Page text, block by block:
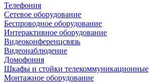
Телефония
Сетевое оборудование
Беспроводное оборудование
Интерактивное оборудование
Видеоконференцсвязь
Видеонаблюдение
Домофония
Шкафы и стойки телекоммуникационные
Монтажное оборудование